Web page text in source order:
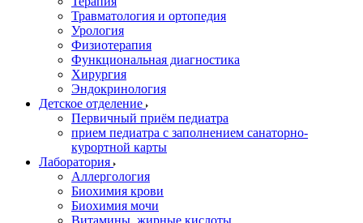
Травматология и ортопедия
Урология
Физиотерапия
Функциональная диагностика
Хирургия
Эндокринология
Детское отделение
Первичный приём педиатра
прием педиатра с заполнением санаторно-
курортной карты
Лаборатория
Аллергология
Биохимия крови
Биохимия мочи
Витамины, жирные кислоты